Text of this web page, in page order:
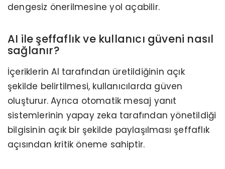
dengesiz önerilmesine yol açabilir.
AI ile şeffaflık ve kullanıcı güveni nasıl
sağlanır?
İçeriklerin AI tarafından üretildiğinin açık
şekilde belirtilmesi, kullanıcılarda güven
oluşturur. Ayrıca otomatik mesaj yanıt
sistemlerinin yapay zeka tarafından yönetildiği
bilgisinin açık bir şekilde paylaşılması şeffaflık
açısından kritik öneme sahiptir.